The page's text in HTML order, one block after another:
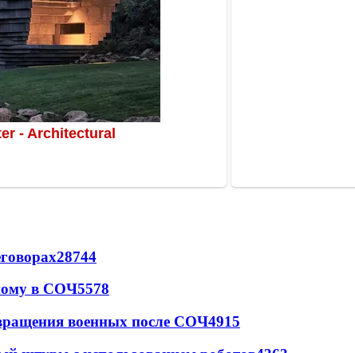
28744
в СОЧ5578
военных после СОЧ4915